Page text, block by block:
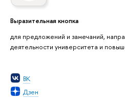
Выразительная кнопка
для предложений и замечаний,
деятельности университета и
ВК
Дзен